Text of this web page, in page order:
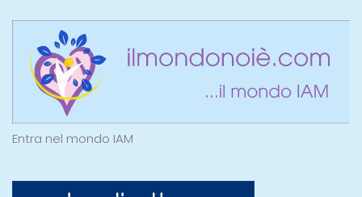
Entra nel mondo IAM